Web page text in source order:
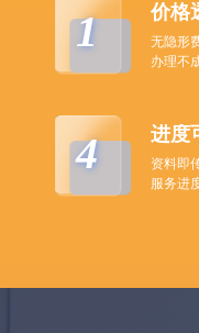
1 价格
无隐形
办理不
4 进度
资料即
服务进